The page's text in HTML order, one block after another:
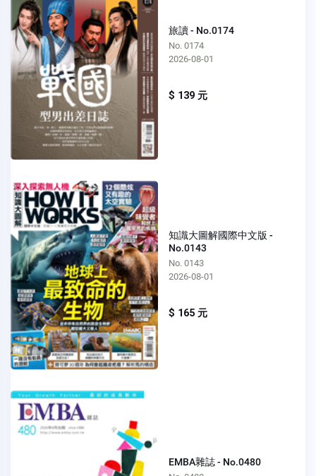
旅讀 - No.0174
No. 0174
2026-08-01
$ 139 元
知識大圖解國際中文版 -
No.0143
No. 0143
2026-08-01
$ 165 元
EMBA雜誌 - No.0480